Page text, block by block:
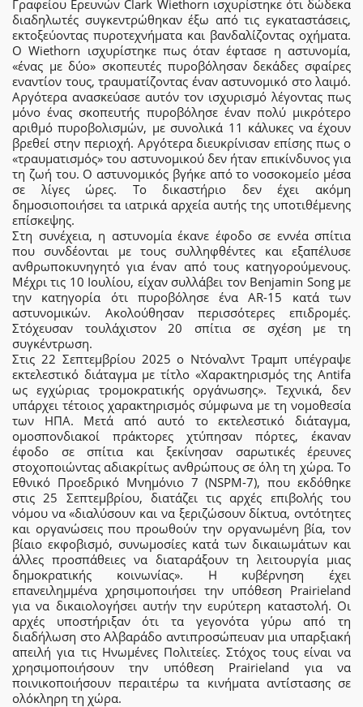
Γραφείου Ερευνών Clark Wiethorn ισχυρίστηκε ότι δώδεκα
διαδηλωτές συγκεντρώθηκαν έξω από τις εγκαταστάσεις,
εκτοξεύοντας πυροτεχνήματα και βανδαλίζοντας οχήματα.
Ο Wiethorn ισχυρίστηκε πως όταν έφτασε η αστυνομία,
«ένας με δύο» σκοπευτές πυροβόλησαν δεκάδες σφαίρες
εναντίον τους, τραυματίζοντας έναν αστυνομικό στο λαιμό.
Αργότερα ανασκεύασε αυτόν τον ισχυρισμό λέγοντας πως
μόνο ένας σκοπευτής πυροβόλησε έναν πολύ μικρότερο
αριθμό πυροβολισμών, με συνολικά 11 κάλυκες να έχουν
βρεθεί στην περιοχή. Αργότερα διευκρίνισαν επίσης πως ο
«τραυματισμός» του αστυνομικού δεν ήταν επικίνδυνος για
τη ζωή του. Ο αστυνομικός βγήκε από το νοσοκομείο μέσα
σε λίγες ώρες. Το δικαστήριο δεν έχει ακόμη
δημοσιοποιήσει τα ιατρικά αρχεία αυτής της υποτιθέμενης
επίσκεψης.
Στη συνέχεια, η αστυνομία έκανε έφοδο σε εννέα σπίτια
που συνδέονται με τους συλληφθέντες και εξαπέλυσε
ανθρωποκυνηγητό για έναν από τους κατηγορούμενους.
Μέχρι τις 10 Ιουλίου, είχαν συλλάβει τον Benjamin Song με
την κατηγορία ότι πυροβόλησε ένα AR-15 κατά των
αστυνομικών. Ακολούθησαν περισσότερες επιδρομές.
Στόχευσαν τουλάχιστον 20 σπίτια σε σχέση με τη
συγκέντρωση.
Στις 22 Σεπτεμβρίου 2025 ο Ντόναλντ Τραμπ υπέγραψε
εκτελεστικό διάταγμα με τίτλο «Χαρακτηρισμός της Antifa
ως εγχώριας τρομοκρατικής οργάνωσης». Τεχνικά, δεν
υπάρχει τέτοιος χαρακτηρισμός σύμφωνα με τη νομοθεσία
των ΗΠΑ. Μετά από αυτό το εκτελεστικό διάταγμα,
ομοσπονδιακοί πράκτορες χτύπησαν πόρτες, έκαναν
έφοδο σε σπίτια και ξεκίνησαν σαρωτικές έρευνες
στοχοποιώντας αδιακρίτως ανθρώπους σε όλη τη χώρα. Το
Εθνικό Προεδρικό Μνημόνιο 7 (NSPM-7), που εκδόθηκε
στις 25 Σεπτεμβρίου, διατάζει τις αρχές επιβολής του
νόμου να «διαλύσουν και να ξεριζώσουν δίκτυα, οντότητες
και οργανώσεις που προωθούν την οργανωμένη βία, τον
βίαιο εκφοβισμό, συνωμοσίες κατά των δικαιωμάτων και
άλλες προσπάθειες να διαταράξουν τη λειτουργία μιας
δημοκρατικής κοινωνίας». Η κυβέρνηση έχει
επανειλημμένα χρησιμοποιήσει την υπόθεση Prairieland
για να δικαιολογήσει αυτήν την ευρύτερη καταστολή. Οι
αρχές υποστήριξαν ότι τα γεγονότα γύρω από τη
διαδήλωση στο Αλβαράδο αντιπροσώπευαν μια υπαρξιακή
απειλή για τις Ηνωμένες Πολιτείες. Στόχος τους είναι να
χρησιμοποιήσουν την υπόθεση Prairieland για να
ποινικοποιήσουν περαιτέρω τα κινήματα αντίστασης σε
ολόκληρη τη χώρα.